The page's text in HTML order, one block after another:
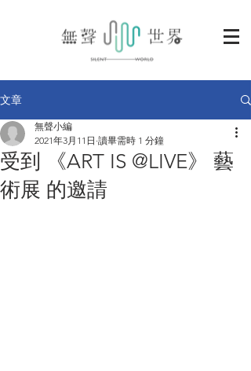
文章
受到 《ART IS @LIVE》 藝
術展 的邀請
無聲小編
2021年3月11日 讀畢需時 1 分鐘